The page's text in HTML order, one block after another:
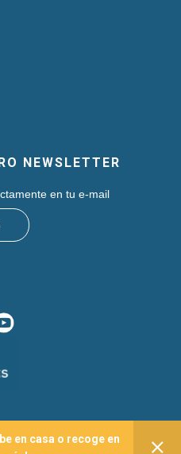
NEWSLETTER
en tu e-mail
en casa o recoge en